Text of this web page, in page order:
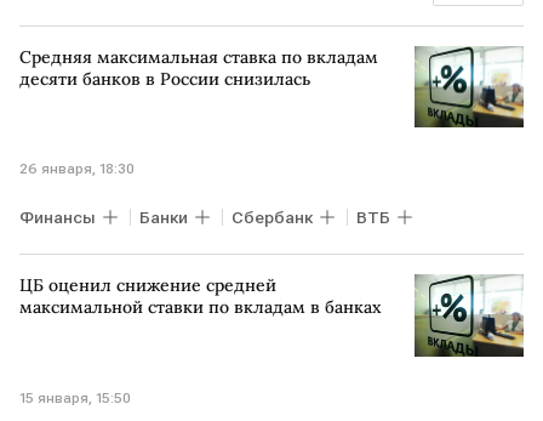
Сбербанк ВТБ РОССИЯ
Средняя максимальная ставка по вкладам
десяти банков в России снизилась
26 января, 18:30
Финансы Банки Сбербанк ВТБ
ЦБ оценил снижение средней
максимальной ставки по вкладам в банках
15 января, 15:50